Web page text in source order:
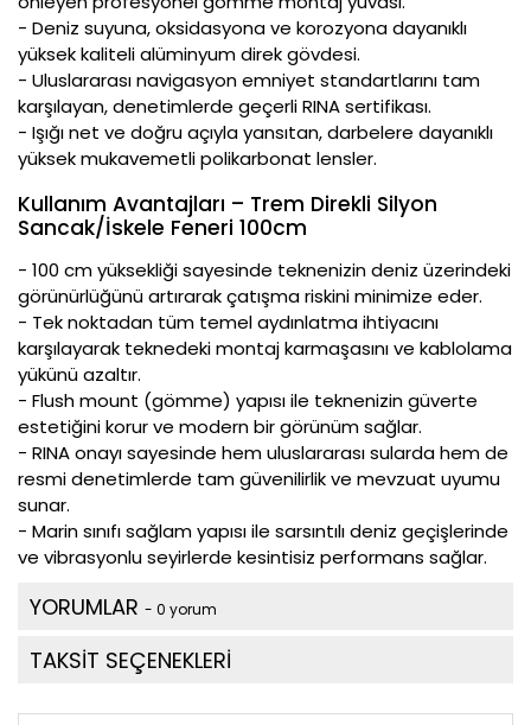
- Deniz suyuna, oksidasyona ve korozyona dayanıklı
yüksek kaliteli alüminyum direk gövdesi.
- Uluslararası navigasyon emniyet standartlarını tam
karşılayan, denetimlerde geçerli RINA sertifikası.
- Işığı net ve doğru açıyla yansıtan, darbelere dayanıklı
yüksek mukavemetli polikarbonat lensler.
Kullanım Avantajları – Trem Direkli Silyon
Sancak/İskele Feneri 100cm
- 100 cm yüksekliği sayesinde teknenizin deniz üzerindeki
görünürlüğünü artırarak çatışma riskini minimize eder.
- Tek noktadan tüm temel aydınlatma ihtiyacını
karşılayarak teknedeki montaj karmaşasını ve kablolama
yükünü azaltır.
- Flush mount (gömme) yapısı ile teknenizin güverte
estetiğini korur ve modern bir görünüm sağlar.
- RINA onayı sayesinde hem uluslararası sularda hem de
resmi denetimlerde tam güvenilirlik ve mevzuat uyumu
sunar.
- Marin sınıfı sağlam yapısı ile sarsıntılı deniz geçişlerinde
ve vibrasyonlu seyirlerde kesintisiz performans sağlar.
YORUMLAR - 0 yorum
TAKSİT SEÇENEKLERİ